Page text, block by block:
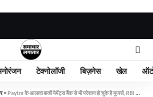
टेक्नोलॉजी बिज़नेस खेल
>Paytm के आलावा बाकी पेमेंट्स बैंक से भी परेशान हो चुके है यूजर्स, RBI को मिल रही काफी शिकायतें